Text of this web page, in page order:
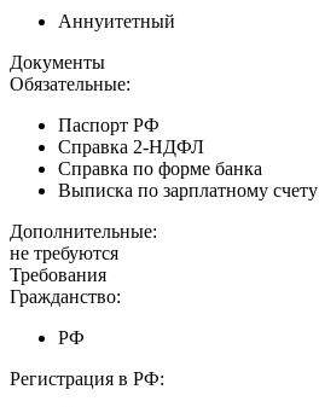
Аннуитетный
Документы
Обязательные:
Паспорт РФ
Справка 2-НДФЛ
Справка по форме банка
Выписка по зарплатному счету
Дополнительные:
не требуются
Требования
Гражданство:
РФ
Регистрация в РФ: